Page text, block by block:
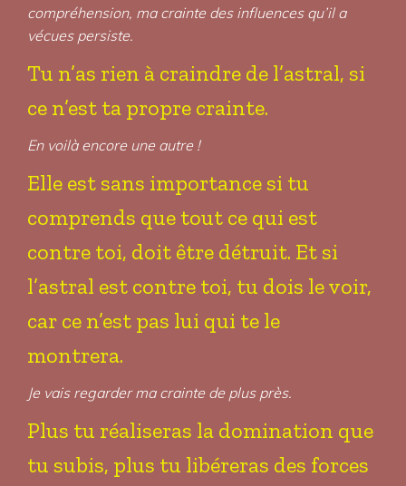
compréhension, ma crainte des influences qu’il a
vécues persiste.
Tu n’as rien à craindre de l’astral, si
ce n’est ta propre crainte.
En voilà encore une autre !
Elle est sans importance si tu
comprends que tout ce qui est
contre toi, doit être détruit. Et si
l’astral est contre toi, tu dois le voir,
car ce n’est pas lui qui te le
montrera.
Je vais regarder ma crainte de plus près.
Plus tu réaliseras la domination que
tu subis, plus tu libéreras des forces